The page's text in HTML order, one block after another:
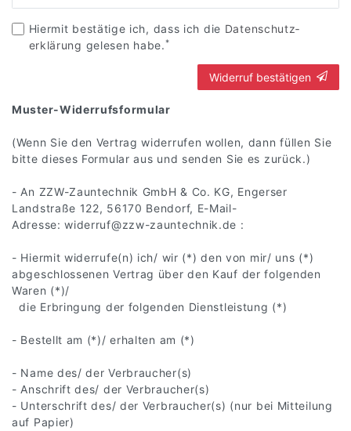
Hiermit bestätige ich, dass ich die Daten­schutz­
erklärung gelesen habe.*
Widerruf bestätigen
Muster-Widerrufsformular
(Wenn Sie den Vertrag widerrufen wollen, dann füllen Sie
bitte dieses Formular aus und senden Sie es zurück.)
- An ZZW-Zauntechnik GmbH & Co. KG, Engerser
Landstraße 122, 56170 Bendorf, E-Mail-
Adresse: widerruf@zzw-zauntechnik.de :
- Hiermit widerrufe(n) ich/ wir (*) den von mir/ uns (*)
abgeschlossenen Vertrag über den Kauf der folgenden
Waren (*)/
die Erbringung der folgenden Dienstleistung (*)
- Bestellt am (*)/ erhalten am (*)
- Name des/ der Verbraucher(s)
- Anschrift des/ der Verbraucher(s)
- Unterschrift des/ der Verbraucher(s) (nur bei Mitteilung
auf Papier)